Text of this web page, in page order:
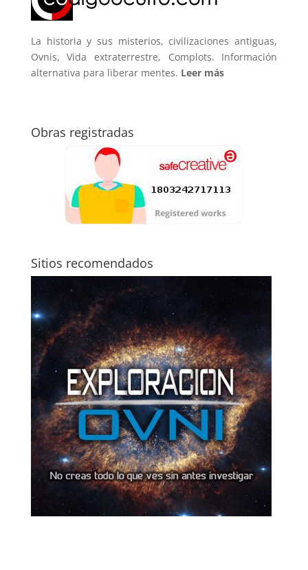
La historia y sus misterios, civilizaciones antiguas,
Ovnis, Vida extraterrestre, Complots. Información
alternativa para liberar mentes. Leer más
Obras registradas
Sitios recomendados